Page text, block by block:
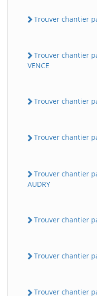
Trouver chantier
Trouver chantier
VENCE
Trouver chantier
Trouver chantier
Trouver chantier
AUDRY
Trouver chantier
Trouver chantier
Trouver chantier